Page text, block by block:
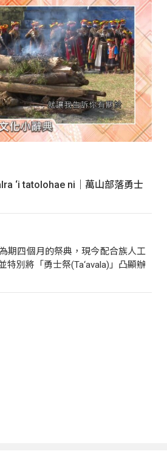
‘i tatolohae ni｜萬山部落勇士
期四個月的祭典，現今配合族人工
特別將「勇士祭(Ta‘avala)」凸顯辦